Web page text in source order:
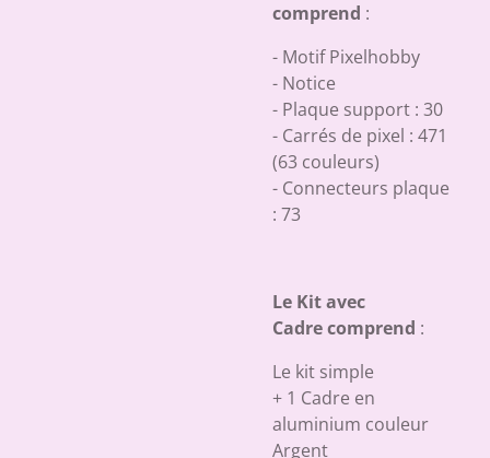
comprend :
- Motif Pixelhobby
- Notice
- Plaque support : 30
- Carrés de pixel : 471
(63 couleurs)
- Connecteurs plaque
: 73
Le Kit avec
Cadre comprend :
Le kit simple
+ 1 Cadre en
aluminium couleur
Argent